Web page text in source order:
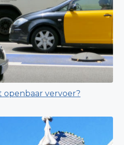
openbaar vervoer?